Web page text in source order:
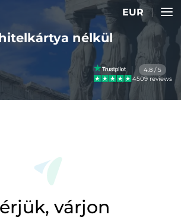
EUR
nélkül
4.8 / 5
4509 reviews
várjon